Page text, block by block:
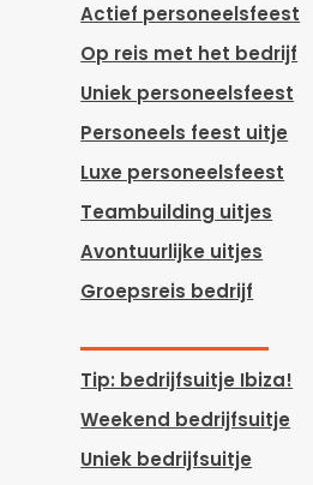
Actief personeelsfeest
Op reis met het bedrijf
Uniek personeelsfeest
Personeels feest uitje
Luxe personeelsfeest
Teambuilding uitjes
Avontuurlijke uitjes
Groepsreis bedrijf
Tip: bedrijfsuitje Ibiza!
Weekend bedrijfsuitje
Uniek bedrijfsuitje